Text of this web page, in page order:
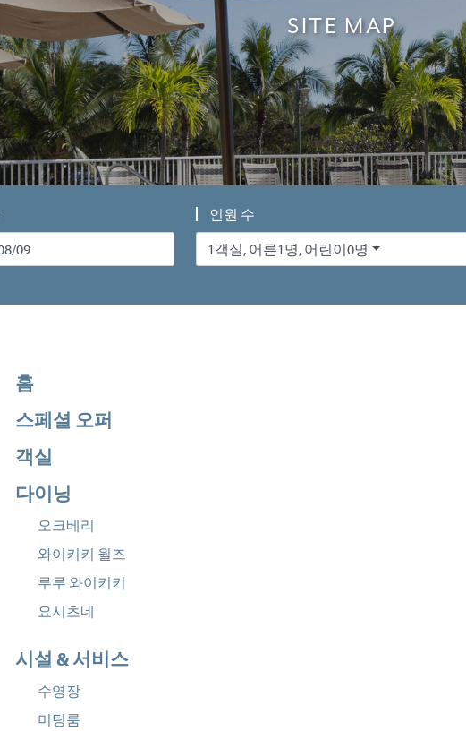
SITE MAP
인원 수
1객실, 어른1명, 어린이0명
홈
스페셜 오퍼
객실
다이닝
오크베리
와이키키 월즈
루루 와이키키
요시츠네
시설 & 서비스
수영장
미팅룸